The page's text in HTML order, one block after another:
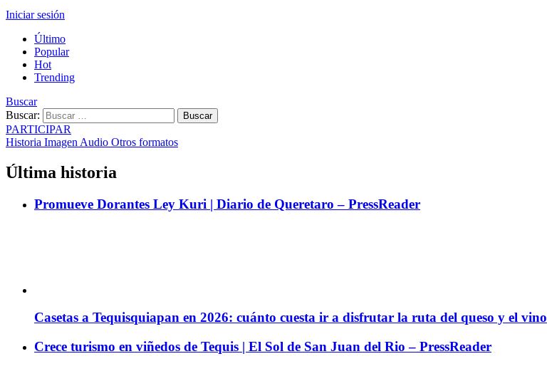
Iniciar sesión
Último
Popular
Hot
Trending
Buscar
Buscar:
Buscar
PARTICIPAR
Historia Imagen Audio Otros formatos
Última historia
Promueve Dorantes Ley Kuri | Diario de Queretaro – PressReader
Casetas a Tequisquiapan en 2026: cuánto cuesta ir a disfrutar la ruta del queso y el vino
Crece turismo en viñedos de Tequis | El Sol de San Juan del Rio – PressReader